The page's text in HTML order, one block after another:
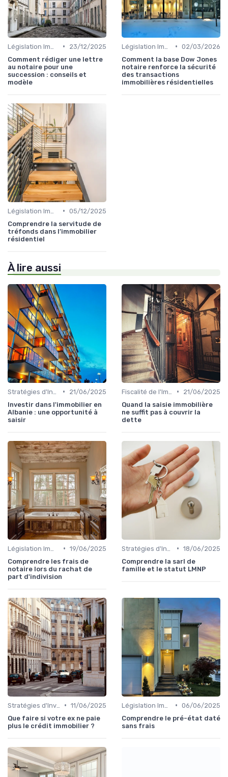
•
23/12/2025
Comment rédiger une lettre
au notaire pour une
succession : conseils et
modèle
• 02/03/2026
Comment la base Dow Jones
notaire renforce la sécurité
des transactions
immobilières résidentielles
• 05/12/2025
Comprendre la servitude de
tréfonds dans l’immobilier
résidentiel
À lire aussi
•
21/06/2025
Investir dans l'immobilier en
Albanie : une opportunité à
saisir
•
21/06/2025
Quand la saisie immobilière
ne suffit pas à couvrir la
dette
• 19/06/2025
Comprendre les frais de
notaire lors du rachat de
part d'indivision
• 18/06/2025
Comprendre la sarl de
famille et le statut LMNP
• 11/06/2025
Que faire si votre ex ne paie
plus le crédit immobilier ?
• 06/06/2025
Comprendre le pré-état daté
sans frais